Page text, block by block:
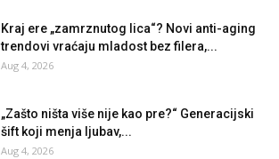
Kraj ere „zamrznutog lica“? Novi anti-aging
trendovi vraćaju mladost bez filera,...
Aug 4, 2026
„Zašto ništa više nije kao pre?“ Generacijski
šift koji menja ljubav,...
Aug 4, 2026